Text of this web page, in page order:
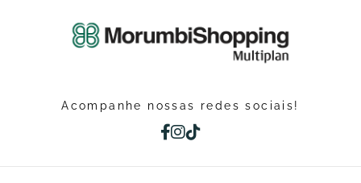
Acompanhe nossas redes sociais!